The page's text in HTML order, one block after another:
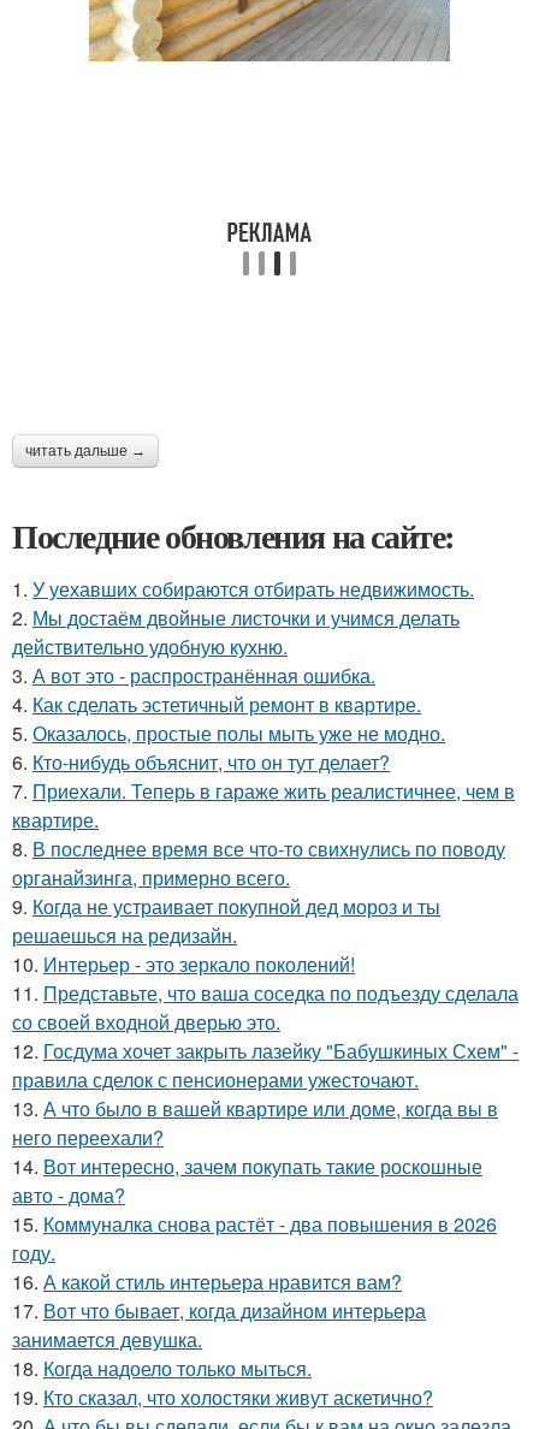
читать дальше →
Последние обновления на сайте:
1. У уехавших собираются отбирать недвижимость.
2. Мы достаём двойные листочки и учимся делать
действительно удобную кухню.
3. А вот это - распространённая ошибка.
4. Как сделать эстетичный ремонт в квартире.
5. Оказалось, простые полы мыть уже не модно.
6. Кто-нибудь объяснит, что он тут делает?
7. Приехали. Теперь в гараже жить реалистичнее, чем в
квартире.
8. В последнее время все что-то свихнулись по поводу
органайзинга, примерно всего.
9. Когда не устраивает покупной дед мороз и ты
решаешься на редизайн.
10. Интерьер - это зеркало поколений!
11. Представьте, что ваша соседка по подъезду сделала
со своей входной дверью это.
12. Госдума хочет закрыть лазейку "Бабушкиных Схем" -
правила сделок с пенсионерами ужесточают.
13. А что было в вашей квартире или доме, когда вы в
него переехали?
14. Вот интересно, зачем покупать такие роскошные
авто - дома?
15. Коммуналка снова растёт - два повышения в 2026
году.
16. А какой стиль интерьера нравится вам?
17. Вот что бывает, когда дизайном интерьера
занимается девушка.
18. Когда надоело только мыться.
19. Кто сказал, что холостяки живут аскетично?